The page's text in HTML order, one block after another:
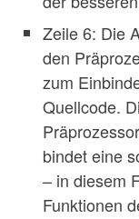
Zeile 6: Die
den
zum
Quellcode.
bindet eine
– in diesem
Funktionen